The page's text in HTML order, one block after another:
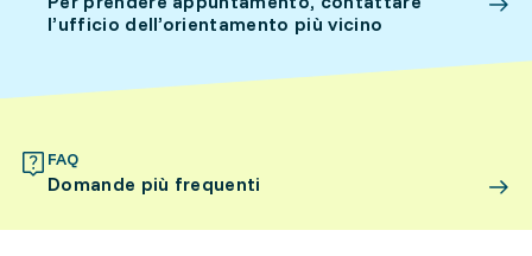
l’ufficio dell’orientamento più vicino
FAQ
Domande più frequenti